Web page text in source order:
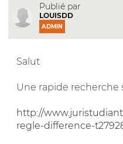
Publié par
LOUISDD
ADMIN
Salut
Une rapide recherche
http://
regle-difference-